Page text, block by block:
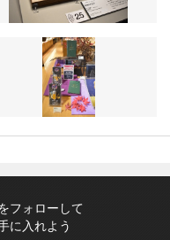
フォローして
に入れよう